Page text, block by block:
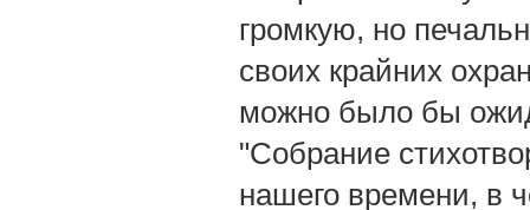
громкую, но
своих крайних
можно было бы
"Собрание
нашего времени, в